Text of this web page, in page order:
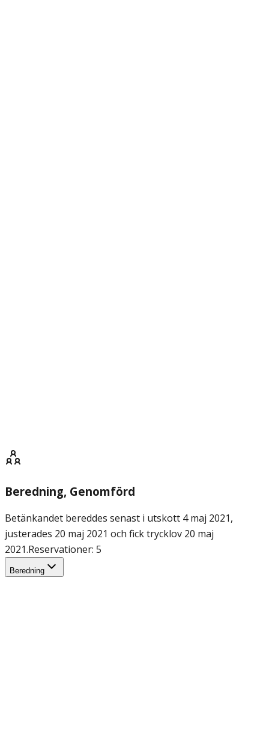
Beredning, Genomförd
Betänkandet bereddes senast i utskott 4 maj 2021,
justerades 20 maj 2021 och fick trycklov 20 maj
2021.Reservationer: 5
Beredning